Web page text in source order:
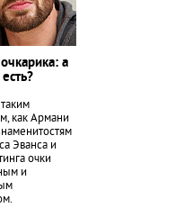
а
как Армани
Эванса и
очки
и